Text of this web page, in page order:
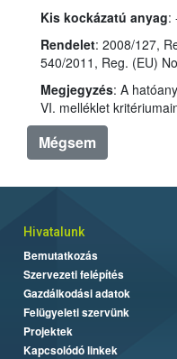
Kis kockázatú anyag:
Rendelet: 2008/127,
540/2011, Reg. (EU)
Megjegyzés: A
VI. melléklet
Mégsem
Hivatalunk
Bemutatkozás
Szervezeti felépítés
Gazdálkodási adatok
Felügyeleti szervünk
Projektek
Kapcsolódó linkek